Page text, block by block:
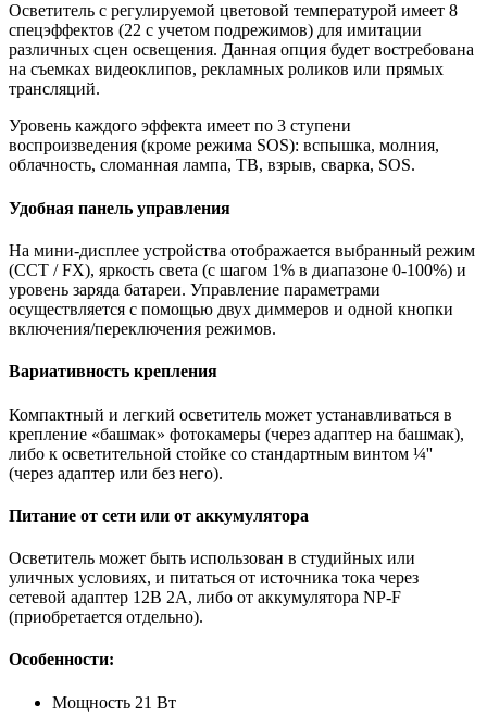
Осветитель с регулируемой цветовой температурой имеет 8
спецэффектов (22 с учетом подрежимов) для имитации
различных сцен освещения. Данная опция будет востребована
на съемках видеоклипов, рекламных роликов или прямых
трансляций.
Уровень каждого эффекта имеет по 3 ступени
воспроизведения (кроме режима SOS): вспышка, молния,
облачность, сломанная лампа, ТВ, взрыв, сварка, SOS.
Удобная панель управления
На мини-дисплее устройства отображается выбранный режим
(CCT / FX), яркость света (с шагом 1% в диапазоне 0-100%) и
уровень заряда батареи. Управление параметрами
осуществляется с помощью двух диммеров и одной кнопки
включения/переключения режимов.
Вариативность крепления
Компактный и легкий осветитель может устанавливаться в
крепление «башмак» фотокамеры (через адаптер на башмак),
либо к осветительной стойке со стандартным винтом ¼''
(через адаптер или без него).
Питание от сети или от аккумулятора
Осветитель может быть использован в студийных или
уличных условиях, и питаться от источника тока через
сетевой адаптер 12В 2А, либо от аккумулятора NP-F
(приобретается отдельно).
Особенности:
Мощность 21 Вт